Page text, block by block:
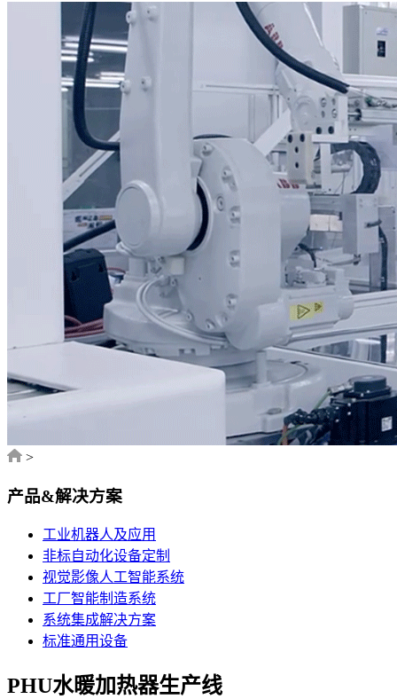
>
产品&解决方案
工业机器人及应用
非标自动化设备定制
视觉影像人工智能系统
工厂智能制造系统
系统集成解决方案
标准通用设备
PHU水暖加热器生产线